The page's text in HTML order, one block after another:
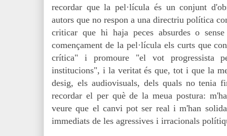
recordar que la pel·lícula és un conjunt
autors que no respon a una directriu política
criticar que hi haja peces absurdes o
començament de la pel·lícula els curts que
crítica" i promoure "el vot progressista
institucions", i la veritat és que, tot i que la
desig, els audiovisuals, dels quals no tenia
recordar el per què de la meua postura:
veure que el canvi pot ser real i m'han
immediats de les agressives i irracionals